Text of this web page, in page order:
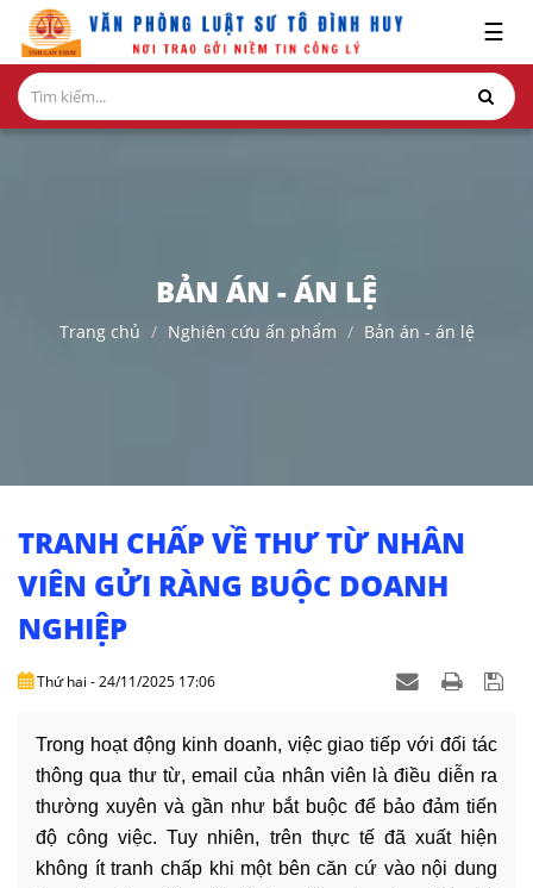
GIỚI
THIỆU
CỨU-
DỊCH
VĂN
TỤC
LIÊN
HỆ
☰
BẢN ÁN - ÁN LỆ
Trang chủ Nghiên cứu ấn phẩm Bản án - án lệ
TRANH CHẤP VỀ THƯ TỪ NHÂN
VIÊN GỬI RÀNG BUỘC DOANH
NGHIỆP
Thứ hai - 24/11/2025 17:06
Trong hoạt động kinh doanh, việc giao tiếp với đối tác
thông qua thư từ, email của nhân viên là điều diễn ra
thường xuyên và gần như bắt buộc để bảo đảm tiến
độ công việc. Tuy nhiên, trên thực tế đã xuất hiện
không íttranh chấp khi một bên căn cứ vào nội dung